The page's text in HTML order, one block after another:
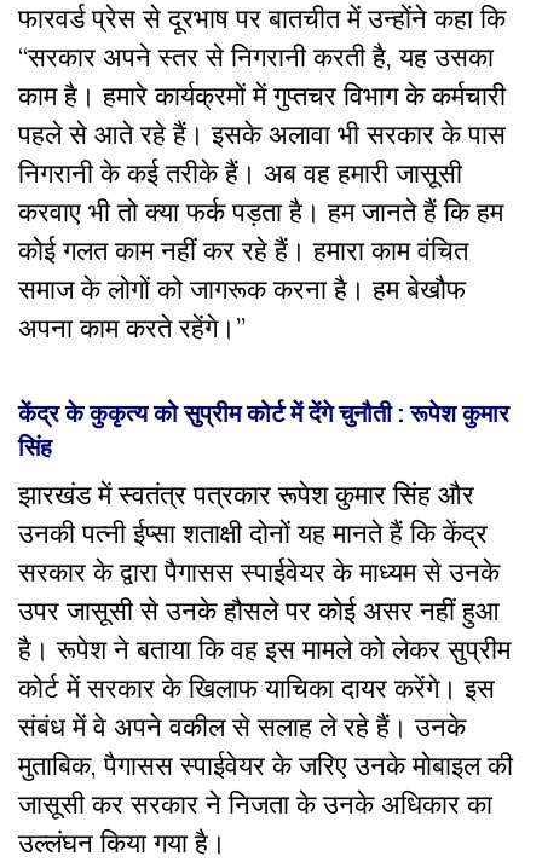
फारवर्ड प्रेस से दूरभाष पर बातचीत में उन्होंने कहा कि
“सरकार अपने स्तर से निगरानी करती है, यह उसका
काम है। हमारे कार्यक्रमों में गुप्तचर विभाग के कर्मचारी
पहले से आते रहे हैं। इसके अलावा भी सरकार के पास
निगरानी के कई तरीके हैं। अब वह हमारी जासूसी
करवाए भी तो क्या फर्क पड़ता है। हम जानते हैं कि हम
कोई गलत काम नहीं कर रहे हैं। हमारा काम वंचित
समाज के लोगों को जागरूक करना है। हम बेखौफ
अपना काम करते रहेंगे।”
केंद्र के कुकृत्य को सुप्रीम कोर्ट में देंगे चुनौती : रूपेश कुमार
सिंह
झारखंड में स्वतंत्र पत्रकार रूपेश कुमार सिंह और
उनकी पत्नी ईप्सा शताक्षी दोनों यह मानते हैं कि केंद्र
सरकार के द्वारा पैगासस स्पाईवेयर के माध्यम से उनके
उपर जासूसी से उनके हौसले पर कोई असर नहीं हुआ
है। रूपेश ने बताया कि वह इस मामले को लेकर सुप्रीम
कोर्ट में सरकार के खिलाफ याचिका दायर करेंगे। इस
संबंध में वे अपने वकील से सलाह ले रहे हैं। उनके
मुताबिक, पैगासस स्पाईवेयर के जरिए उनके मोबाइल की
जासूसी कर सरकार ने निजता के उनके अधिकार का
उल्लंघन किया गया है।